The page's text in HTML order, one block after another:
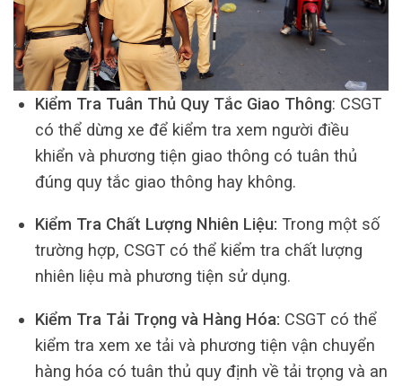
Kiểm Tra Tuân Thủ Quy Tắc Giao Thông: CSGT
có thể dừng xe để kiểm tra xem người điều
khiển và phương tiện giao thông có tuân thủ
đúng quy tắc giao thông hay không.
Kiểm Tra Chất Lượng Nhiên Liệu: Trong một số
trường hợp, CSGT có thể kiểm tra chất lượng
nhiên liệu mà phương tiện sử dụng.
Kiểm Tra Tải Trọng và Hàng Hóa: CSGT có thể
kiểm tra xem xe tải và phương tiện vận chuyển
hàng hóa có tuân thủ quy định về tải trọng và an